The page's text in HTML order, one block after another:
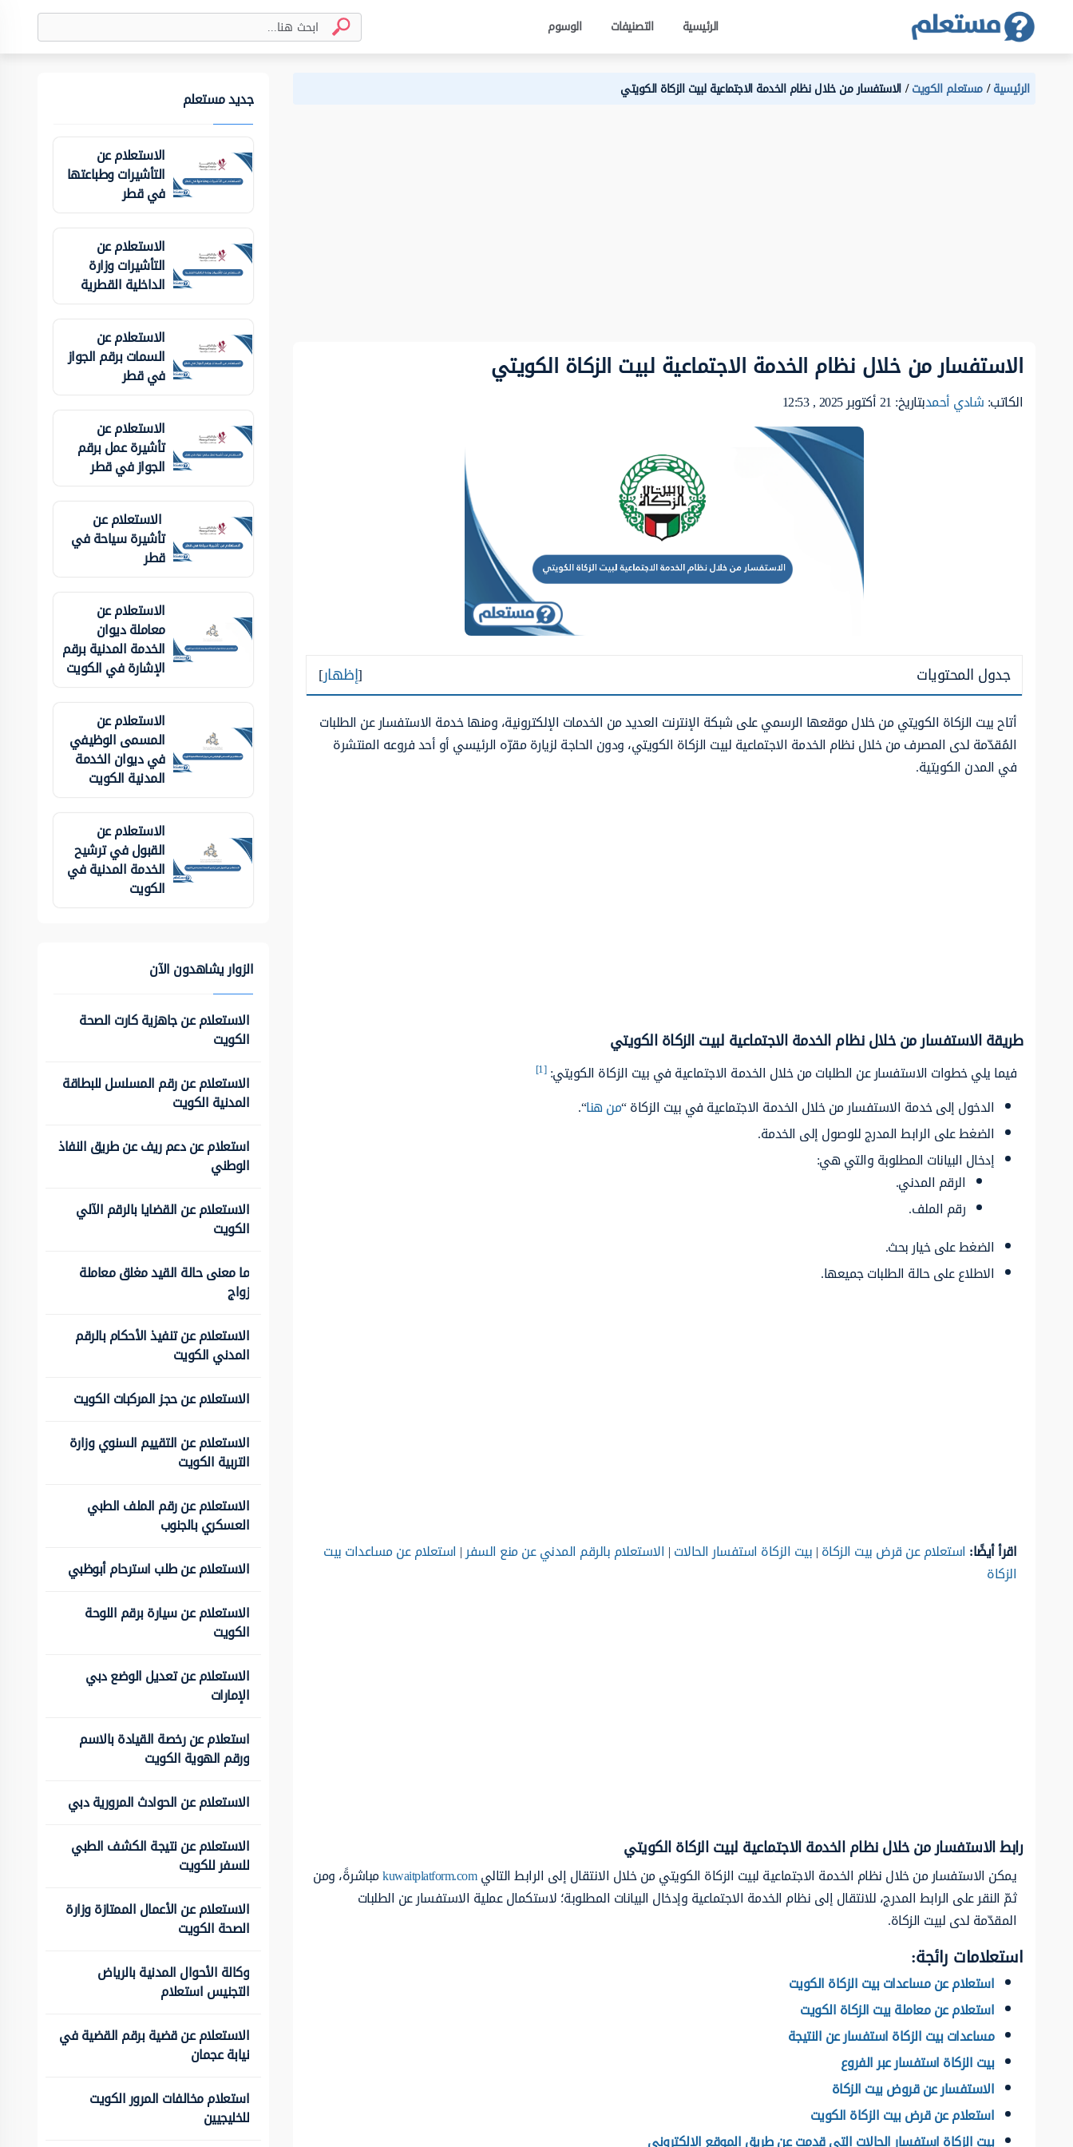
الرئيسية التصنيفات الوسوم
الرئيسية مستعلم الكويت الاستفسار من خلال نظام الخدمة الاجتماعية لبيت الزكاة الكويتي
الاستفسار من خلال نظام الخدمة الاجتماعية لبيت الزكاة الكويتي
الكاتب:شادي أحمدبتاريخ: 21 أكتوبر 2025 , 12:53
جدول المحتويات [إظهار]
أتاح بيت الزكاة الكويتي من خلال موقعها الرسمي على شبكة الإنترنت العديد من الخدمات الإلكترونية، ومنها خدمة الاستفسار عن الطلبات
المُقدّمة لدى المصرف من خلال نظام الخدمة الاجتماعية لبيت الزكاة الكويتي، ودون الحاجة لزيارة مقرّه الرئيسي أو أحد فروعه المنتشرة
في المدن الكويتية.
طريقة الاستفسار من خلال نظام الخدمة الاجتماعية لبيت الزكاة الكويتي
فيما يلي خطوات الاستفسار عن الطلبات من خلال الخدمة الاجتماعية في بيت الزكاة الكويتي:[1]
الدخول إلى خدمة الاستفسار من خلال الخدمة الاجتماعية في بيت الزكاة “من هنا“.
الضغط على الرابط المدرج للوصول إلى الخدمة.
إدخال البيانات المطلوبة والتي هي:
الرقم المدني.
رقم الملف.
الضغط على خيار بحث.
الاطلاع على حالة الطلبات جميعها.
اقرأ أيضًا: استعلام عن قرض بيت الزكاة|بيت الزكاة استفسار الحالات| الاستعلام بالرقم المدني عن منع السفر| استعلام عن مساعدات بيت
الزكاة
رابط الاستفسار من خلال نظام الخدمة الاجتماعية لبيت الزكاة الكويتي
يمكن الاستفسار من خلال نظام الخدمة الاجتماعية لبيت الزكاة الكويتي من خلال الانتقال إلى الرابط التاليkuwaitplatform.comمباشرةً، ومن
ثمّ النقر على الرابط المدرج، للانتقال إلى نظام الخدمة الاجتماعية وإدخال البيانات المطلوبة؛ لاستكمال عملية الاستفسار عن الطلبات
المقدّمة لدى لبيت الزكاة.
استعلامات رائجة:
استعلام عن مساعدات بيت الزكاة الكويت
استعلام عن معاملة بيت الزكاة الكويت
مساعدات بيت الزكاة استفسار عن النتيجة
بيت الزكاة استفسار عبر الفروع
الاستفسار عن قروض بيت الزكاة
استعلام عن قرض بيت الزكاة الكويت
بيت الزكاة استفسار الحالات التي قدمت عن طريق الموقع الإلكتروني
جديد مستعلم
الاستعلام عن
التأشيرات وطباعتها
في قطر
الاستعلام عن
التأشيرات وزارة
الداخلية ‏القطرية
الاستعلام عن
السمات برقم الجواز
في قطر
الاستعلام عن
تأشيرة عمل برقم
الجواز في قطر
الاستعلام عن
تأشيرة سياحة في
قطر
الاستعلام عن
معاملة ديوان
الخدمة المدنية برقم
الإشارة في الكويت
الاستعلام عن
المسمى الوظيفي
في ديوان الخدمة
المدنية الكويت
الاستعلام عن
القبول في ترشيح
الخدمة المدنية في
الكويت
الزوار يشاهدون الآن
الاستعلام عن جاهزية كارت الصحة
الكويت
الاستعلام عن رقم المسلسل للبطاقة
المدنية الكويت
استعلام عن دعم ريف عن طريق النفاذ
الوطني
الاستعلام عن القضايا بالرقم الآلي
الكويت
ما معنى حالة القيد مغلق معاملة
زواج
الاستعلام عن تنفيذ الأحكام بالرقم
المدني الكويت
الاستعلام عن حجز المركبات الكويت
الاستعلام عن التقييم السنوي وزارة
التربية الكويت
الاستعلام عن رقم الملف الطبي
العسكري بالجنوب
الاستعلام عن طلب استرحام أبوظبي
الاستعلام عن سيارة برقم اللوحة
الكويت
الاستعلام عن تعديل الوضع دبي
الإمارات
استعلام عن رخصة القيادة بالاسم
ورقم الهوية الكويت
الاستعلام عن الحوادث المرورية دبي
الاستعلام عن نتيجة الكشف الطبي
للسفر للكويت
الاستعلام عن الأعمال الممتازة وزارة
الصحة الكويت
وكالة الأحوال المدنية بالرياض
التجنيس استعلام
الاستعلام عن قضية برقم القضية في
نيابة عجمان
استعلام مخالفات المرور الكويت
للخليجيين